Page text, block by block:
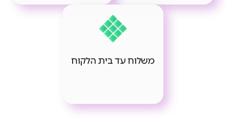
משלוח עד בית הלקוח